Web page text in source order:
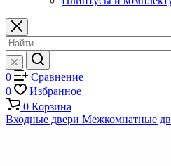
0
Сравнение
0
Избранное
0 Корзина
Входные двери Межкомнатные